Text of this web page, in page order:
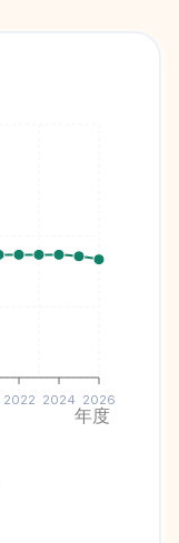
2022 2024 2026
年度